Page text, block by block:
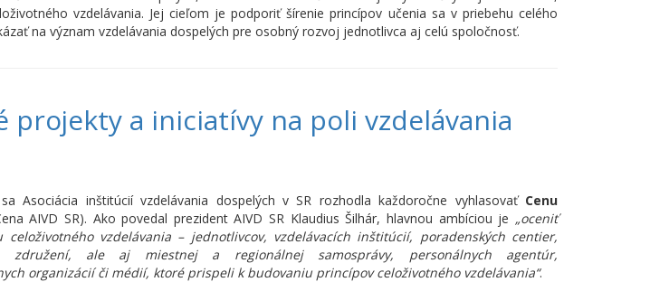
vzdelávania. Jej cieľom je podporiť šírenie princípov učenia sa v priebehu celého
na význam vzdelávania dospelých pre osobný rozvoj jednotlivca aj celú spoločnosť.
projekty a iniciatívy na poli vzdelávania
Asociácia inštitúcií vzdelávania dospelých v SR rozhodla každoročne vyhlasovať Cenu
AIVD SR). Ako povedal prezident AIVD SR Klaudius Šilhár, hlavnou ambíciou je „oceniť
vzdelávania – jednotlivcov, vzdelávacích inštitúcií, poradenských centier,
združení, ale aj miestnej a regionálnej samosprávy, personálnych agentúr,
organizácií či médií, ktoré prispeli k budovaniu princípov celoživotného vzdelávania“.